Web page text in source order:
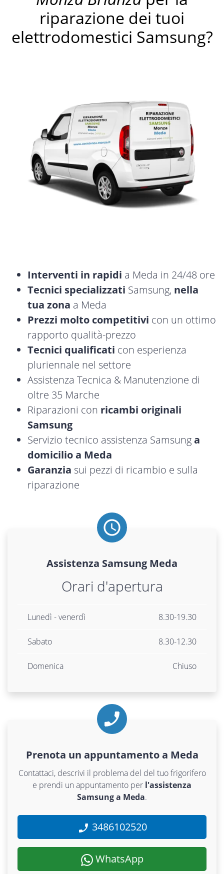
riparazione dei tuoi
elettrodomestici Samsung?
Interventi in rapidi a Meda in 24/48 ore
Tecnici specializzati Samsung, nella
tua zona a Meda
Prezzi molto competitivi con un ottimo
rapporto qualità-prezzo
Tecnici qualificati con esperienza
pluriennale nel settore
Assistenza Tecnica & Manutenzione di
oltre 35 Marche
Riparazioni con ricambi originali
Samsung
Servizio tecnico assistenza Samsunga
domicilio a Meda
Garanzia sui pezzi di ricambio e sulla
riparazione
Assistenza Samsung Meda
Orari d'apertura
Lunedì - venerdì 8.30-19.30
Sabato 8.30-12.30
Domenica Chiuso
Prenota un appuntamento a Meda
Contattaci, descrivi il problema del del tuo frigorifero
e prendi un appuntamento per l'assistenza
Samsung a Meda.
3486102520
WhatsApp